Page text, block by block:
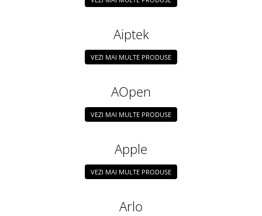
Aiptek
VEZI MAI MULTE PRODUSE
AOpen
VEZI MAI MULTE PRODUSE
Apple
VEZI MAI MULTE PRODUSE
Arlo